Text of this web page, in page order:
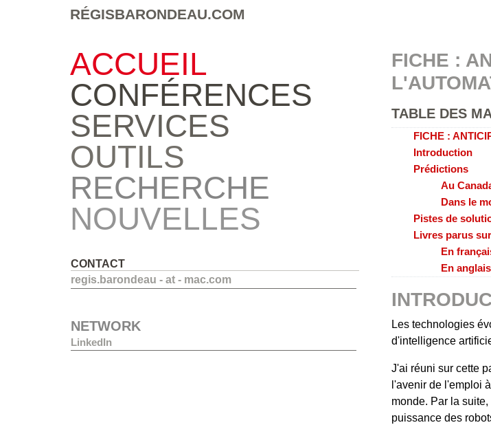
RÉGISBARONDEAU.COM
FICHE :
TABLE DES
FICHE :
Introduction
Prédictions
Au
Dans le
Pistes de
Livres parus
En
En anglais
Les technologies
d'intelligence
J'ai réuni sur cette
l'avenir de l'emploi
monde. Par la
puissance des
ACCUEIL
CONFÉRENCES
SERVICES
OUTILS
RECHERCHE
NOUVELLES
CONTACT
regis.barondeau - at - mac.com
NETWORK
LinkedIn